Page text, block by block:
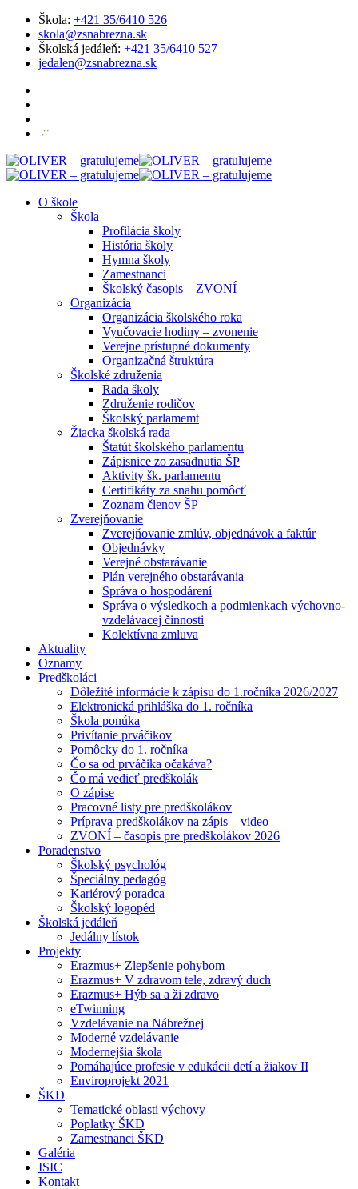
Škola: +421 35/6410 526
skola@zsnabrezna.sk
Školská jedáleň: +421 35/6410 527
jedalen@zsnabrezna.sk
O škole
Škola
Profilácia školy
História školy
Hymna školy
Zamestnanci
Školský časopis – ZVONÍ
Organizácia
Organizácia školského roka
Vyučovacie hodiny – zvonenie
Verejne prístupné dokumenty
Organizačná štruktúra
Školské združenia
Rada školy
Združenie rodičov
Školský parlamemt
Žiacka školská rada
Štatút školského parlamentu
Zápisnice zo zasadnutia ŠP
Aktivity šk. parlamentu
Certifikáty za snahu pomôcť
Zoznam členov ŠP
Zverejňovanie
Zverejňovanie zmlúv, objednávok a faktúr
Objednávky
Verejné obstarávanie
Plán verejného obstarávania
Správa o hospodárení
Správa o výsledkoch a podmienkach výchovno-
vzdelávacej činnosti
Kolektívna zmluva
Aktuality
Oznamy
Predškoláci
Dôležité informácie k zápisu do 1.ročníka 2026/2027
Elektronická prihláška do 1. ročníka
Škola ponúka
Privítanie prváčikov
Pomôcky do 1. ročníka
Čo sa od prváčika očakáva?
Čo má vedieť predškolák
O zápise
Pracovné listy pre predškolákov
Príprava predškolákov na zápis – video
ZVONÍ – časopis pre predškolákov 2026
Poradenstvo
Školský psychológ
Špeciálny pedagóg
Kariérový poradca
Školský logopéd
Školská jedáleň
Jedálny lístok
Projekty
Erazmus+ Zlepšenie pohybom
Erazmus+ V zdravom tele, zdravý duch
Erazmus+ Hýb sa a ži zdravo
eTwinning
Vzdelávanie na Nábrežnej
Moderné vzdelávanie
Modernejšia škola
Pomáhajúce profesie v edukácii detí a žiakov II
Enviroprojekt 2021
ŠKD
Tematické oblasti výchovy
Poplatky ŠKD
Zamestnanci ŠKD
Galéria
ISIC
Kontakt